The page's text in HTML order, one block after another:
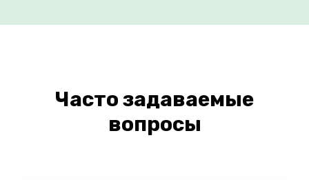
Часто задаваемые
вопросы